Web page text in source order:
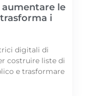
aumentare le
i
digitali di
costruire liste di
e trasformare